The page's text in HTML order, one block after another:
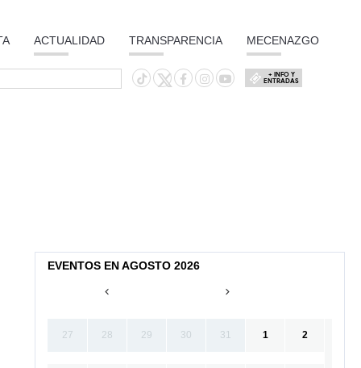
ACTUALIDAD TRANSPARENCIA MECENAZGO
+ INFO Y
ENTRADAS
EVENTOS EN AGOSTO 2026
27 28 29 30 31 1 2